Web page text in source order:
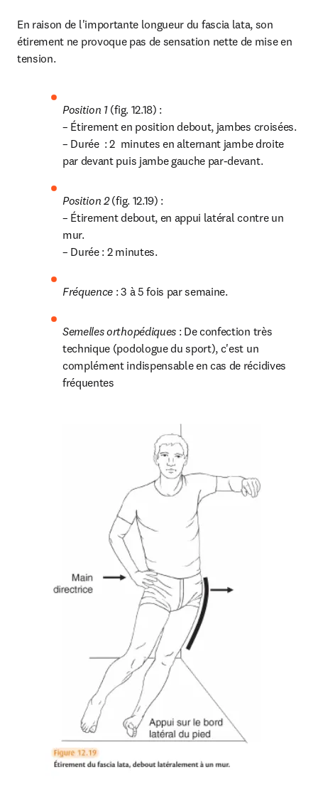
En raison de l'importante longueur du fascia lata, son
étirement ne provoque pas de sensation nette de mise en
tension.
Position 1 (fig. 12.18) :
– Étirement en position debout, jambes croisées.
– Durée  : 2  minutes en alternant jambe droite
par devant puis jambe gauche par-devant.
Position 2 (fig. 12.19) :
– Étirement debout, en appui latéral contre un
mur.
– Durée : 2 minutes.
Fréquence : 3 à 5 fois par semaine.
Semelles orthopédiques : De confection très
technique (podologue du sport), c'est un
complément indispensable en cas de récidives
fréquentes